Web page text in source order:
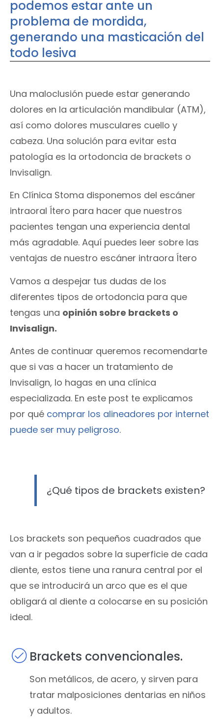
podemos estar ante un
problema de mordida,
generando una masticación del
todo lesiva
Una maloclusión puede estar generando
dolores en la articulación mandibular (ATM),
así como dolores musculares cuello y
cabeza. Una solución para evitar esta
patología es la ortodoncia de brackets o
Invisalign.
En Clínica Stoma disponemos del escáner
intraoral Ítero para hacer que nuestros
pacientes tengan una experiencia dental
más agradable. Aquí puedes leer sobre las
ventajas de nuestro escáner intraora Ítero
Vamos a despejar tus dudas de los
diferentes tipos de ortodoncia para que
tengas una opinión sobre brackets o
Invisalign.
Antes de continuar queremos recomendarte
que si vas a hacer un tratamiento de
Invisalign, lo hagas en una clínica
especializada. En este post te explicamos
por qué comprar los alineadores por internet
puede ser muy peligroso.
¿Qué tipos de brackets existen?
Los brackets son pequeños cuadrados que
van a ir pegados sobre la superficie de cada
diente, estos tiene una ranura central por el
que se introducirá un arco que es el que
obligará al diente a colocarse en su posición
ideal.
Brackets convencionales.
Son metálicos, de acero, y sirven para
tratar malposiciones dentarias en niños
y adultos.